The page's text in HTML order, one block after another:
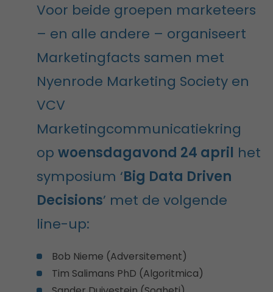
Voor beide groepen marketeers
– en alle andere – organiseert
Marketingfacts samen met
Nyenrode Marketing Society en
VCV
Marketingcommunicatiekring
op woensdagavond 24 april het
symposium ‘Big Data Driven
Decisions’ met de volgende
line-up:
Bob Nieme (Adversitement)
Tim Salimans PhD (Algoritmica)